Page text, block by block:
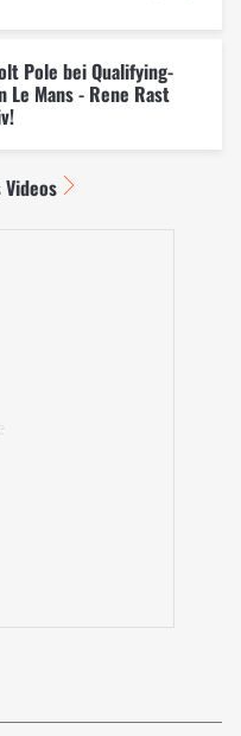
Pole bei Qualifying-
Le Mans - Rene Rast